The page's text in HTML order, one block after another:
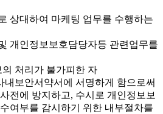
상대하여 마케팅 업무를 수행하는
개인정보보호담당자등 관련업무를
처리가 불가피한 자
내보안서약서에 서명하게 함으로써
전에 방지하고, 수시로 개인정보보
여부를 감시하기 위한 내부절차를